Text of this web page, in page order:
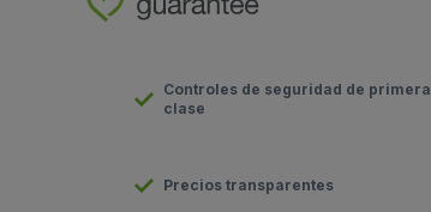
Controles de seguridad de primera
clase
Precios transparentes